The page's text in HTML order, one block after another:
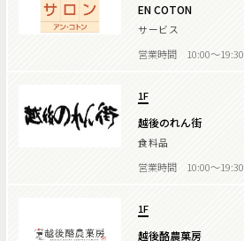
EN COTON
サービス
営業時間 10:00～19:30
1F
越後のれん街
食料品
営業時間 10:00～19:30
1F
越後酪農菓房